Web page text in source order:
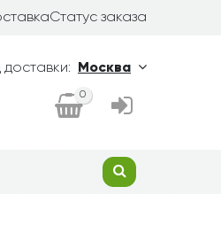
Статус заказа
Москва
0